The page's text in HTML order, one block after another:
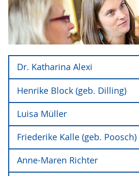
Dr. Katharina Alexi
Dr. Katharina Alexi
Henrike Block (geb. Dilling)
Henrike Block (geb.
Luisa Müller
Luisa Müller
Friederike Kalle (geb. Poosch)
Friederike Kalle (geb.
Anne-Maren Richter